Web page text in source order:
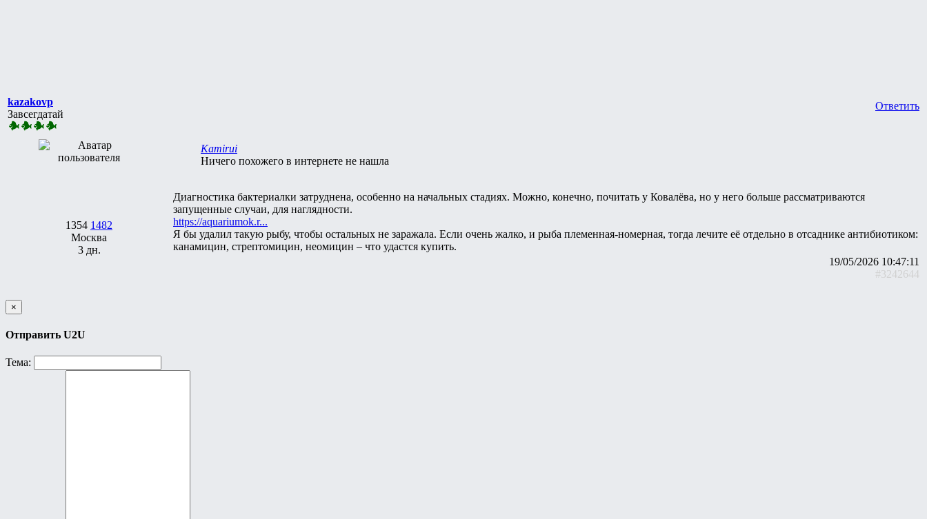
kazakovp
Завсегдатай
1354 1482
Москва
3 дн.
Ответить
Kamirui
Ничего похожего в интернете не нашла
Диагностика бактериалки затруднена, особенно на начальных стадиях. Можно, конечно, почитать у Ковалёва, но у него больше рассматриваются
запущенные случаи, для наглядности.
https://aquariumok.r...
Я бы удалил такую рыбу, чтобы остальных не заражала. Если очень жалко, и рыба племенная-номерная, тогда лечите её отдельно в отсаднике антибиотиком:
канамицин, стрептомицин, неомицин – что удастся купить.
19/05/2026 10:47:11
#3242644
×
Отправить U2U
Тема: